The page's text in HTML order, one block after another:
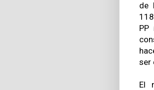
de
PP
ser
El